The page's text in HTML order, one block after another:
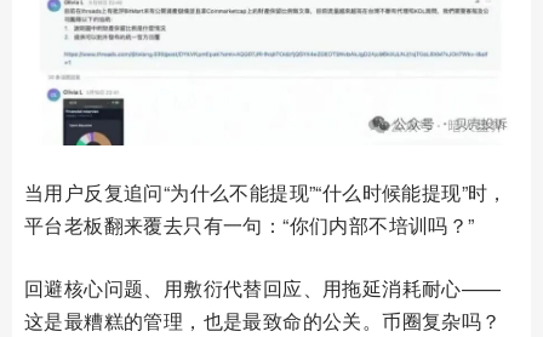
当用户反复追问“为什么不能提现”“什么时候能提现”时，
平台老板翻来覆去只有一句：“你们内部不培训吗？”
回避核心问题、用敷衍代替回应、用拖延消耗耐心——
这是最糟糕的管理，也是最致命的公关。币圈复杂吗？